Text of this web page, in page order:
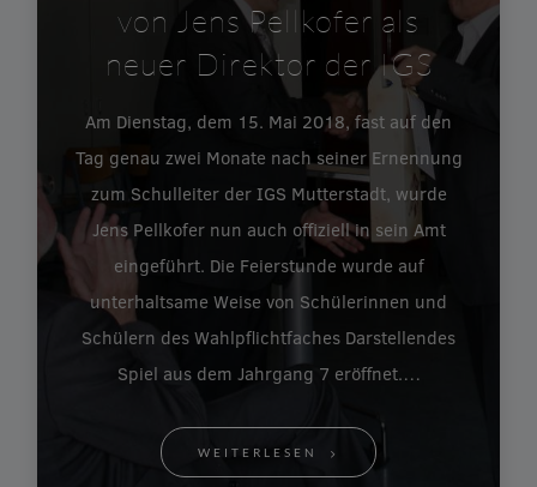
von Jens Pellkofer als
neuer Direktor der IGS
Am Dienstag, dem 15. Mai 2018, fast auf den
Tag genau zwei Monate nach seiner Ernennung
zum Schulleiter der IGS Mutterstadt, wurde
Jens Pellkofer nun auch offiziell in sein Amt
eingeführt. Die Feierstunde wurde auf
unterhaltsame Weise von Schülerinnen und
Schülern des Wahlpflichtfaches Darstellendes
Spiel aus dem Jahrgang 7 eröffnet.…
WEITERLESEN